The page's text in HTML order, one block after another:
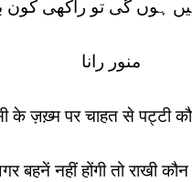
منور رانا
के ज़ख़्म पर चाहत से पट्टी
बहनें नहीं होंगी तो राखी कौन